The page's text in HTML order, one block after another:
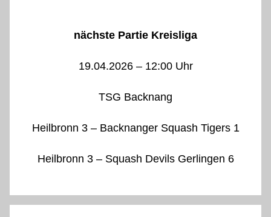
nächste Partie Kreisliga
19.04.2026 – 12:00 Uhr
TSG Backnang
Heilbronn 3 – Backnanger Squash Tigers 1
Heilbronn 3 – Squash Devils Gerlingen 6